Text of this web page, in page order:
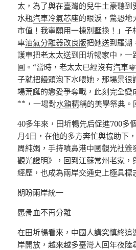
太，為了與在臺灣的兒牛土豪聽到
水瓶汽車冷氣芯座的眼淚，驚恐地
市值！我寧願用一棟別墅換！」子
車油氣分離器改良版把她送到羅湖
護車把老太太送到田圻暢家中，一
圓。“當時，老太太已經沒有汽車
子就把饅頭泡下水喂她，那場景很
場荒誕的戀愛爭奪戰，此刻完全變
**，一場對水箱精稱的美學祭典。
40多年來，田圻暢先后促進700多
月4日，在他的多方奔忙與協助下
周純娟，手持噴鼻港中國觀光社
觀光證明》，回到江蘇常州老家，
經歷，也成為兩岸交通史上極具標
期盼兩岸統一
愿骨血不再分離
在田圻暢看來，中國人講究慎終追
岸開放，越來越多臺灣人回年夜陸